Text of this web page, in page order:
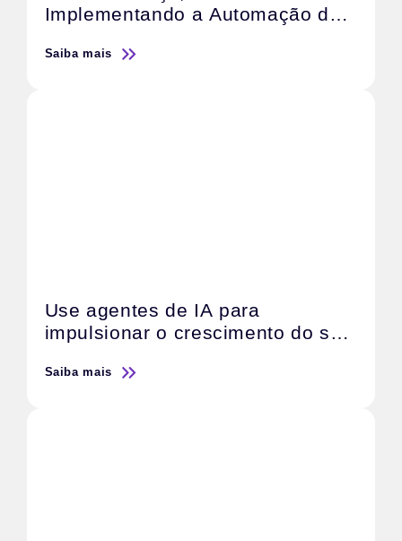
Implementando a Automação de
Saiba mais
Use agentes de IA para
impulsionar o crescimento do seu
Saiba mais